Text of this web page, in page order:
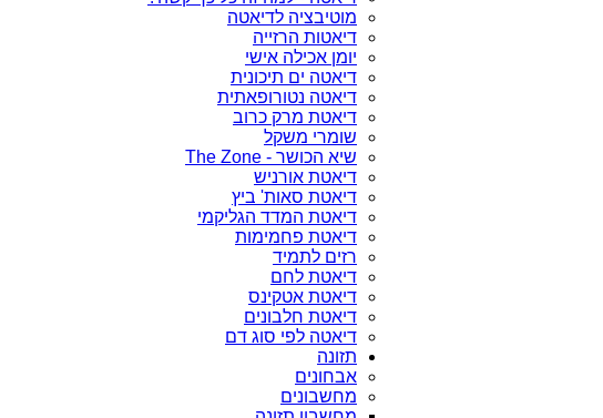
מוטיבציה לדיאטה
דיאטות הרזייה
יומן אכילה אישי
דיאטה ים תיכונית
דיאטה נטורופאתית
דיאטת מרק כרוב
שומרי משקל
שיא הכושר - The Zone
דיאטת אורניש
דיאטת סאות' ביץ
דיאטת המדד הגליקמי
דיאטת פחמימות
רזים לתמיד
דיאטת לחם
דיאטת אטקינס
דיאטת חלבונים
דיאטה לפי סוג דם
תזונה
אבחונים
מחשבונים